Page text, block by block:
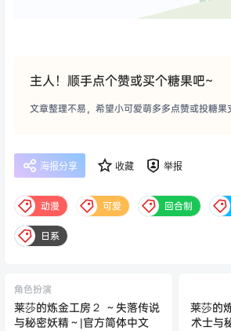
主人！顺手点个赞或买个糖果吧~
文章整理不易，希望小可爱萌多多点赞或投糖果
海报分享 收藏 举报
动漫 可爱 回合制
日系
角色扮演
莱莎的炼金工房２ ～失落传说
与秘密妖精～|官方简体中文
莱莎的
术士与